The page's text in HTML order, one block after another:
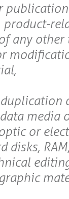
any other
media
or
disks,